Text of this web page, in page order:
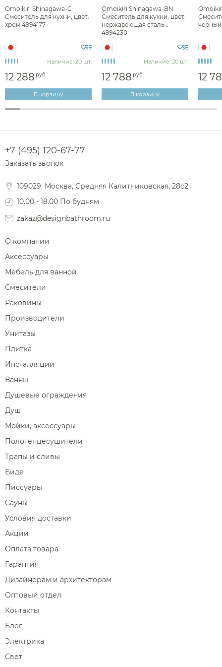
Omoikiri Shinagawa-C
Смеситель для кухни, цвет:
хром 4994177
Наличие: 20 шт.
12 288 руб.
В корзину
Omoikiri Shinagawa-BN
Смеситель для кухни, цвет:
нержавеющая сталь
4994230
Наличие: 20 шт.
12 788 руб.
В корзину
12
+7 (495) 120-67-77
Заказать звонок
109029, Москва, Средняя Калитниковская, 28с2
10.00 - 18.00 По будням
zakaz@designbathroom.ru
О компании
Аксессуары
Мебель для ванной
Смесители
Раковины
Производители
Унитазы
Плитка
Инсталляции
Ванны
Душевые ограждения
Душ
Мойки, аксессуары
Полотенцесушители
Трапы и сливы
Биде
Писсуары
Сауны
Условия доставки
Акции
Оплата товара
Гарантия
Дизайнерам и архитекторам
Оптовый отдел
Контакты
Блог
Электрика
Свет